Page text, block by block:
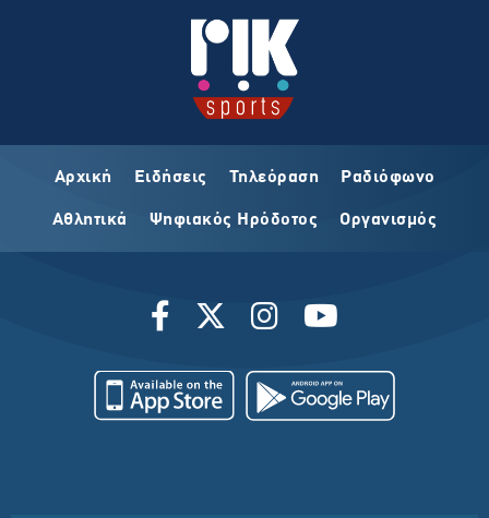
Αρχική Ειδήσεις Τηλεόραση Ραδιόφωνο
Αθλητικά Ψηφιακός Ηρόδοτος Οργανισμός